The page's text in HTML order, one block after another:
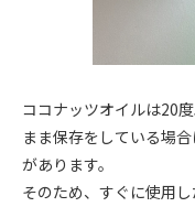
ココナッツオイルは20
まま保存をしている場
があります。
そのため、すぐに使用